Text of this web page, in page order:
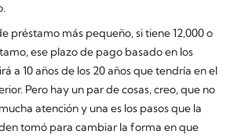
préstamo más pequeño, si tiene 12,000 o
ese plazo de pago basado en los
a 10 años de los 20 años que tendría en el
Pero hay un par de cosas, creo, que no
atención y una es los pasos que la
tomó para cambiar la forma en que